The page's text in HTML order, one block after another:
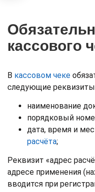
кассового
В кассовом чеке
следующие
наименование
порядковый
дата, время и
расчёта;
Реквизит «адрес
адресе применения
вводится при